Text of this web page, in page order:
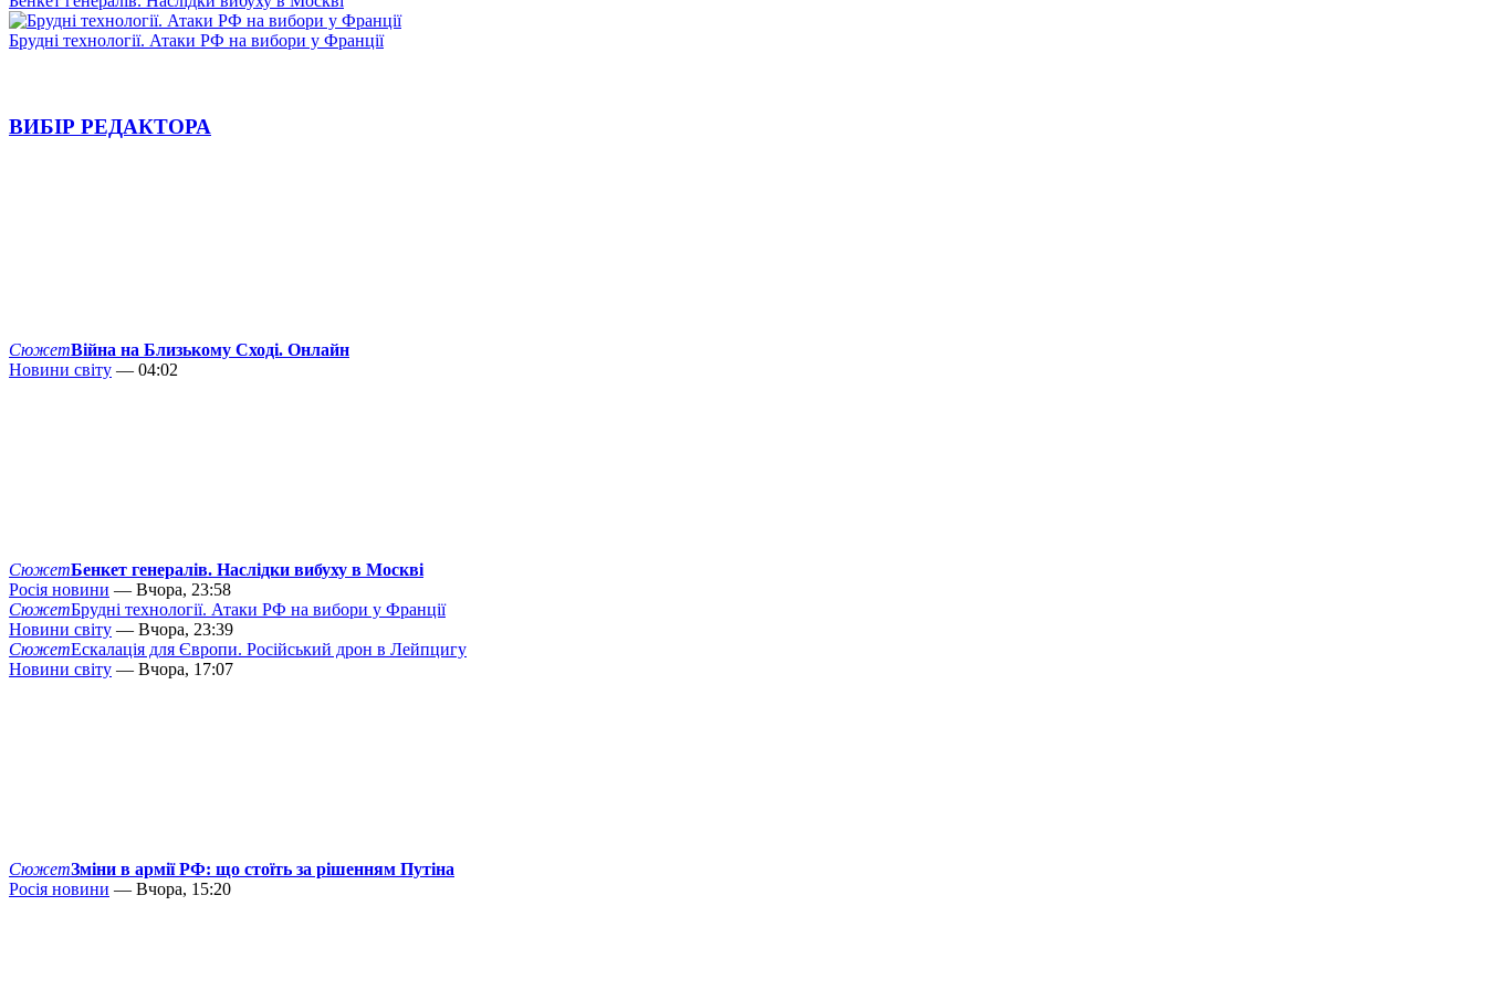
Брудні технології. Атаки РФ на вибори у Франції
ВИБІР РЕДАКТОРА
СюжетВійна на Близькому Сході. Онлайн
Новини світу — 04:02
СюжетБенкет генералів. Наслідки вибуху в Москві
Росія новини — Вчора, 23:58
СюжетБрудні технології. Атаки РФ на вибори у Франції
Новини світу — Вчора, 23:39
СюжетЕскалація для Європи. Російський дрон в Лейпцигу
Новини світу — Вчора, 17:07
СюжетЗміни в армії РФ: що стоїть за рішенням Путіна
Росія новини — Вчора, 15:20